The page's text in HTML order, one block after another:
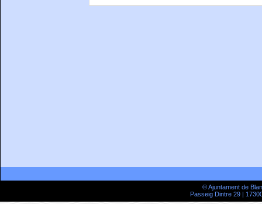
© Ajuntament de
Passeig Dintre 29 |